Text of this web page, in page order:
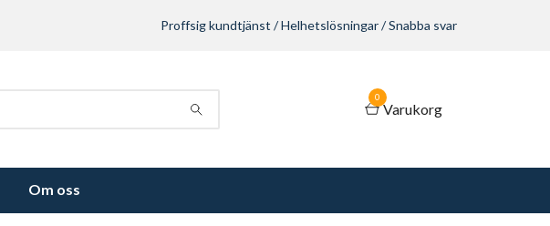
Proffsig kundtjänst / Helhetslösningar / Snabba svar
0
Varukorg
Om oss